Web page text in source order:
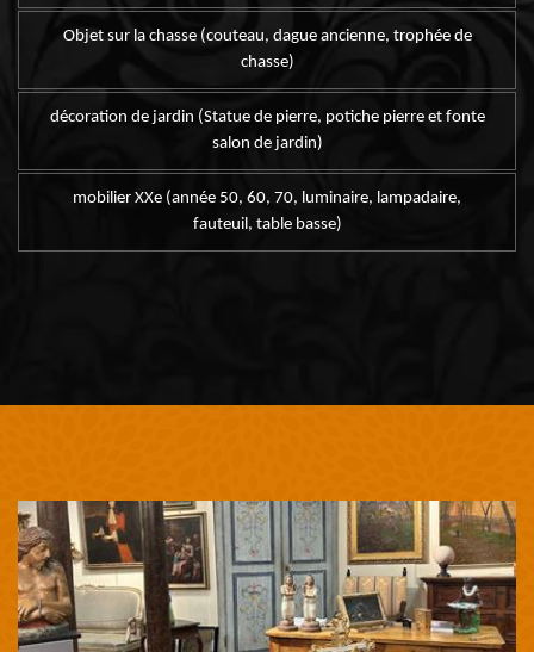
Objet sur la chasse (couteau, dague ancienne, trophée de
chasse)
décoration de jardin (Statue de pierre, potiche pierre et fonte
salon de jardin)
mobilier XXe (année 50, 60, 70, luminaire, lampadaire,
fauteuil, table basse)